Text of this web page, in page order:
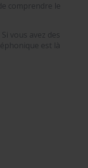
comprendre le
vous avez des
est là